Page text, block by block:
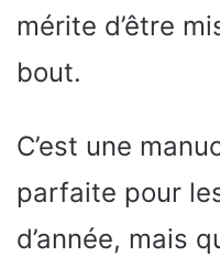
mérite d’être
bout.
C’est une
parfaite pour
d’année, mais